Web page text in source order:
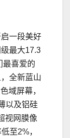
一段美好
最大17.3
最喜爱的
全新蓝山
域屏幕，
以及铝硅
视网膜像
至2%，